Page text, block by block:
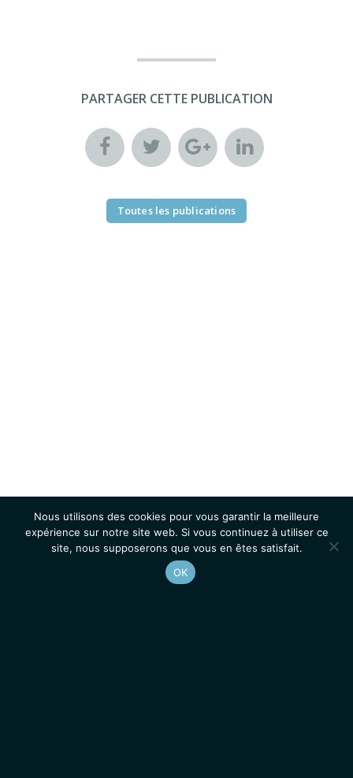
PARTAGER CETTE PUBLICATION
Toutes les publications
Nous utilisons des cookies pour vous garantir la meilleure
expérience sur notre site web. Si vous continuez à utiliser ce
site, nous supposerons que vous en êtes satisfait.
OK